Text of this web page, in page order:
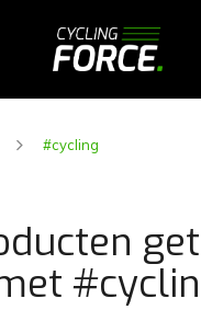
#cycling